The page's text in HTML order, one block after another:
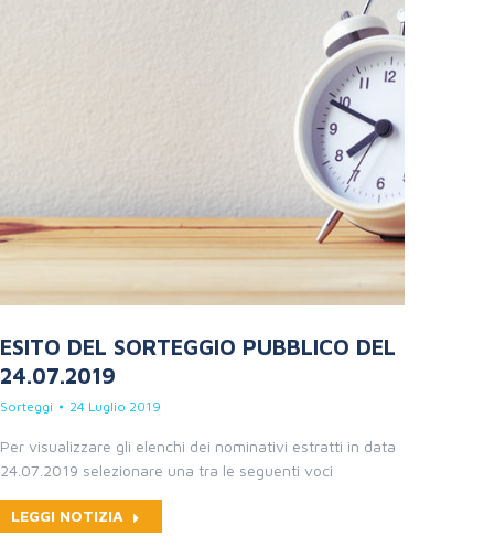
ESITO DEL SORTEGGIO PUBBLICO DEL
24.07.2019
Sorteggi 24 Luglio 2019
Per visualizzare gli elenchi dei nominativi estratti in data
24.07.2019 selezionare una tra le seguenti voci
LEGGI NOTIZIA